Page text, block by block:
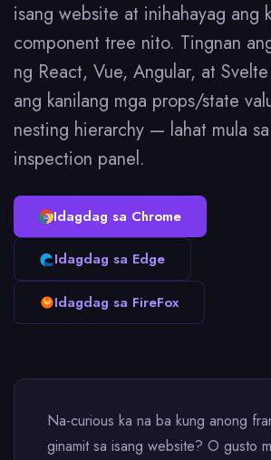
isang website at inihahayag ang
component tree nito. Tingnan
ng React, Vue, Angular, at
ang kanilang mga props/state
nesting hierarchy — lahat mula
inspection panel.
Idagdag sa Chrome
Idagdag sa Edge
Idagdag sa FireFox
Na-curious ka na ba kung anong
ginamit sa isang website? O gusto